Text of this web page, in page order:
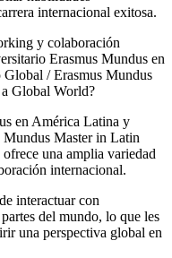
internacional exitosa.
y colaboración
Erasmus Mundus en
/ Erasmus Mundus
Global World?
en América Latina y
Master in Latin
una amplia variedad
internacional.
interactuar con
del mundo, lo que les
una perspectiva global en